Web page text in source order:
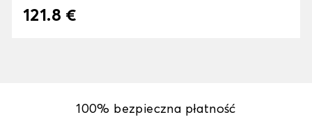
121.8 €
100% bezpieczna płatność